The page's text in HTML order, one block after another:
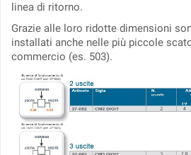
linea di ritorno.
Grazie alle loro ridotte dimensioni
installati anche nelle più piccole
commercio (es. 503).